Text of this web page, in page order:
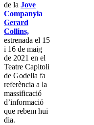
de la Jove
Companyia
Gerard
Collins,
estrenada el 15
i 16 de maig
de 2021 en el
Teatre Capitoli
de Godella fa
referència a la
massificació
d’informació
que rebem hui
dia.